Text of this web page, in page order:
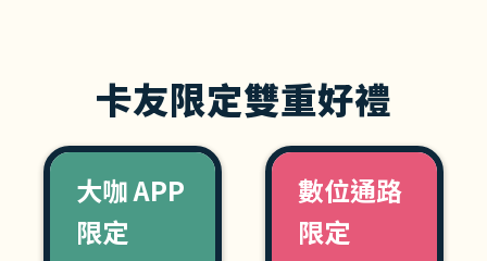
卡友限定雙重好禮
大咖 APP
限定
數位通路
限定